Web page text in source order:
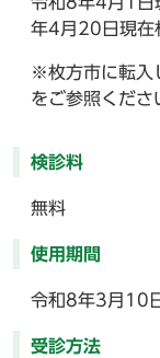
年4月20日現在
※枚方市に転入
をご参照くださ
検診料
無料
使用期間
令和8年3月10
受診方法